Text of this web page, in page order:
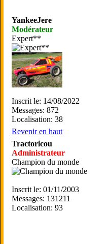
YankeeJere
Modérateur
Expert**
Inscrit le: 14/08/2022
Messages: 872
Localisation: 38
Revenir en haut
Tractoricou
Administrateur
Champion du monde
Inscrit le: 01/11/2003
Messages: 131211
Localisation: 93